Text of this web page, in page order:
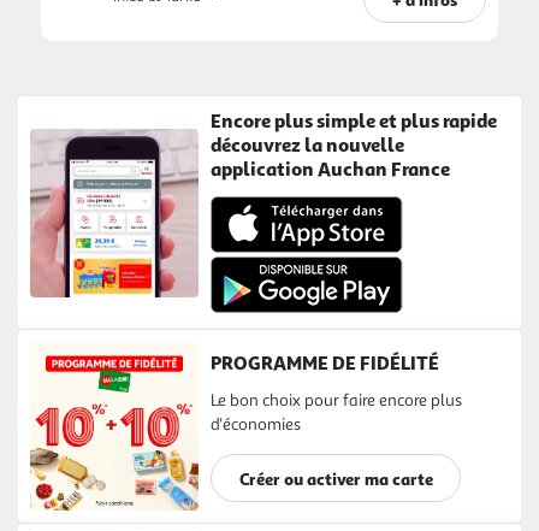
Encore plus simple et plus rapide
découvrez la nouvelle
application Auchan France
PROGRAMME DE FIDÉLITÉ
Le bon choix pour faire encore plus
d'économies
Créer ou activer ma carte